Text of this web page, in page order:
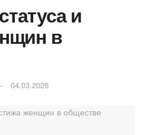
и
в
04.03.2026